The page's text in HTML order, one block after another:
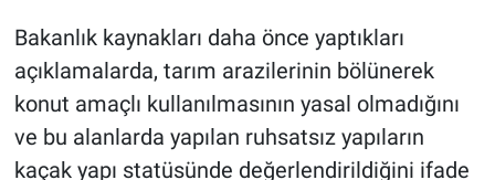
Bakanlık kaynakları daha önce yaptıkları
açıklamalarda, tarım arazilerinin bölünerek
konut amaçlı kullanılmasının yasal olmadığını
ve bu alanlarda yapılan ruhsatsız yapıların
kaçak yapı statüsünde değerlendirildiğini ifade